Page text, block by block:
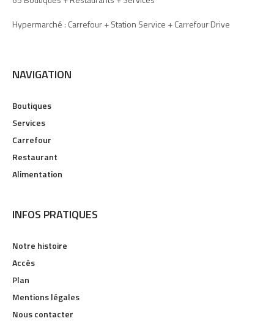
Hypermarché : Carrefour + Station Service + Carrefour Drive
NAVIGATION
Boutiques
Services
Carrefour
Restaurant
Alimentation
INFOS PRATIQUES
Notre histoire
Accès
Plan
Mentions légales
Nous contacter